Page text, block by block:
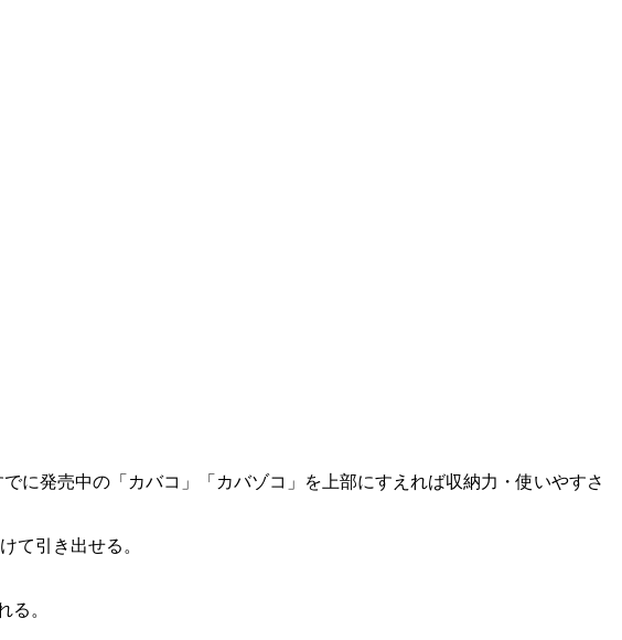
に発売中の「カバコ」「カバゾコ」を上部にすえれば収納力・使いやすさ
て引き出せる。
る。